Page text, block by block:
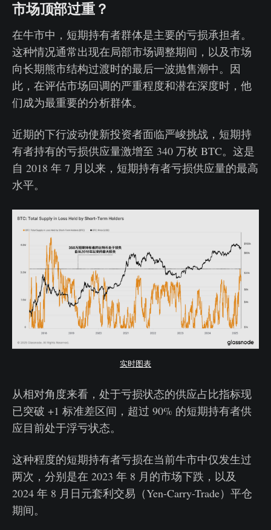
市场顶部过重？
在牛市中，短期持有者群体是主要的亏损承担者。
这种情况通常出现在局部市场调整期间，以及市场
向长期熊市结构过渡时的最后一波抛售潮中。因
此，在评估市场回调的严重程度和潜在深度时，他
们成为最重要的分析群体。
近期的下行波动使新投资者面临严峻挑战，短期持
有者持有的亏损供应量激增至 340 万枚 BTC。这是
自 2018 年 7 月以来，短期持有者亏损供应量的最高
水平。
实时图表
从相对角度来看，处于亏损状态的供应占比指标现
已突破 +1 标准差区间，超过 90% 的短期持有者供
应目前处于浮亏状态。
这种程度的短期持有者亏损在当前牛市中仅发生过
两次，分别是在 2023 年 8 月的市场下跌，以及
2024 年 8 月日元套利交易（Yen-Carry-Trade）平仓
期间。